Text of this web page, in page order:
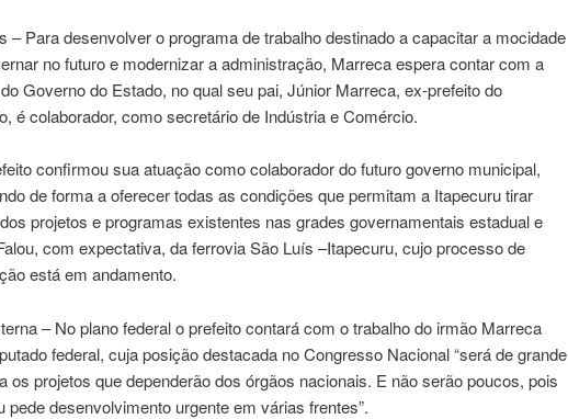
– Para desenvolver o programa de trabalho destinado a capacitar a mocidade
no futuro e modernizar a administração, Marreca espera contar com a
Governo do Estado, no qual seu pai, Júnior Marreca, ex-prefeito do
é colaborador, como secretário de Indústria e Comércio.
confirmou sua atuação como colaborador do futuro governo municipal,
de forma a oferecer todas as condições que permitam a Itapecuru tirar
projetos e programas existentes nas grades governamentais estadual e
com expectativa, da ferrovia São Luís –Itapecuru, cujo processo de
está em andamento.
– No plano federal o prefeito contará com o trabalho do irmão Marreca
federal, cuja posição destacada no Congresso Nacional “será de grande
os projetos que dependerão dos órgãos nacionais. E não serão poucos, pois
pede desenvolvimento urgente em várias frentes”.